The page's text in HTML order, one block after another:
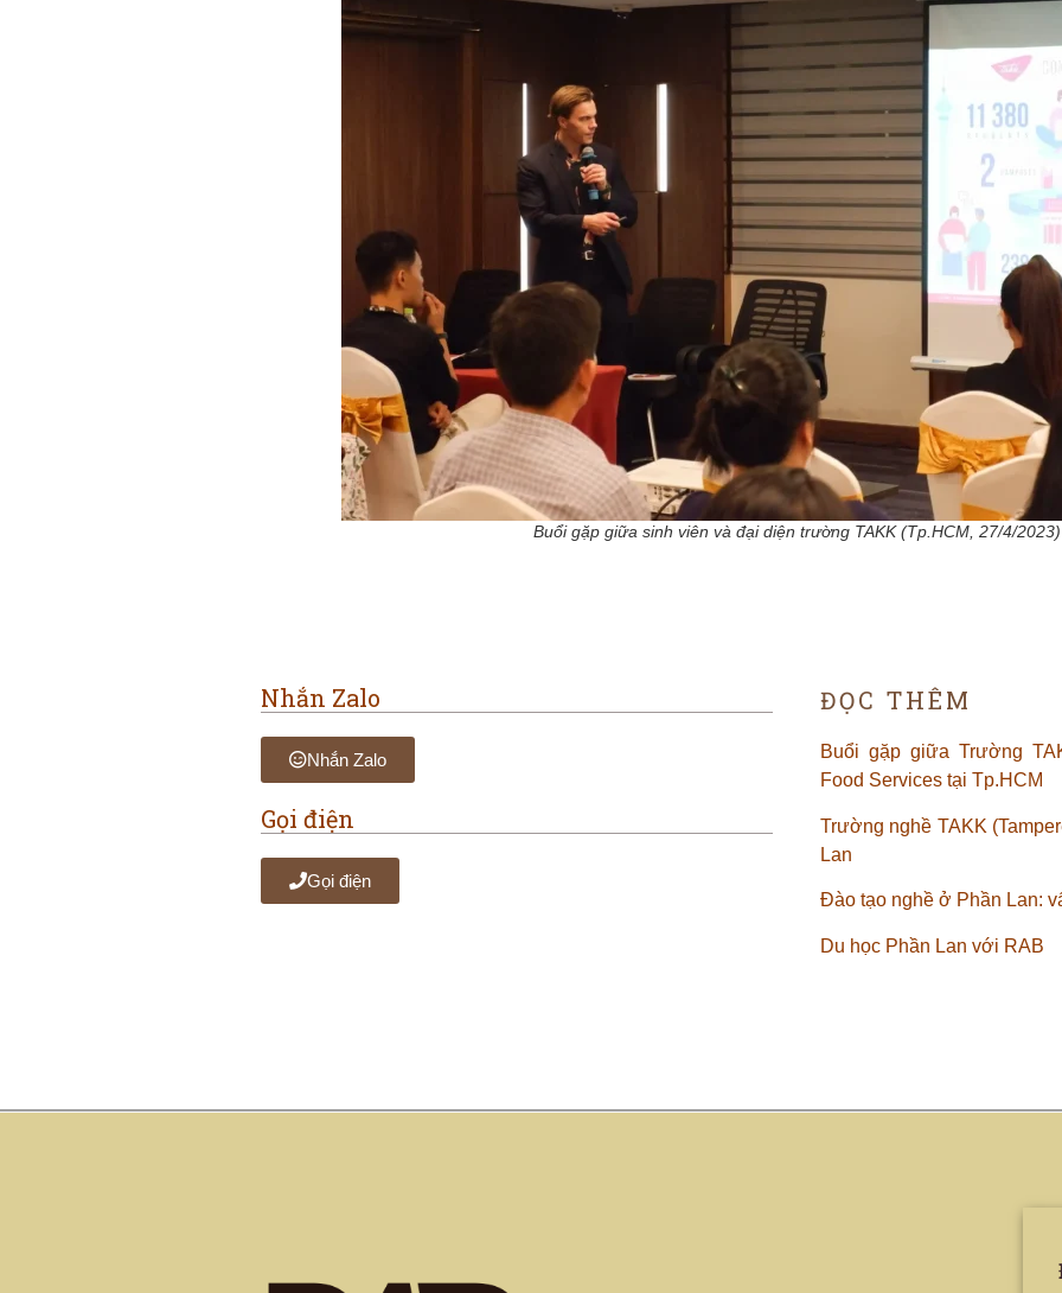
Buổi gặp giữa sinh viên và đại diện trường TAKK (Tp.HCM, 27/4/2023)
Nhắn Zalo
Nhắn Zalo
Gọi điện
Gọi điện
ĐỌC THÊM
Buổi gặp giữa Trường
Food Services tại Tp.HCM
Trường nghề TAKK
Lan
Đào tạo nghề ở Phần Lan:
Du học Phần Lan với RAB